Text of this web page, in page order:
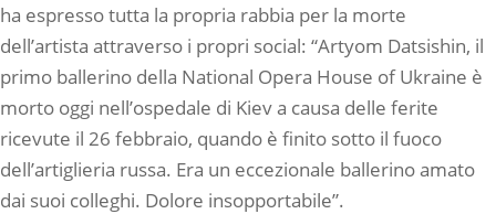
ha espresso tutta la propria rabbia per la morte
dell’artista attraverso i propri social: “Artyom Datsishin, il
primo ballerino della National Opera House of Ukraine è
morto oggi nell’ospedale di Kiev a causa delle ferite
ricevute il 26 febbraio, quando è finito sotto il fuoco
dell’artiglieria russa. Era un eccezionale ballerino amato
dai suoi colleghi. Dolore insopportabile”.